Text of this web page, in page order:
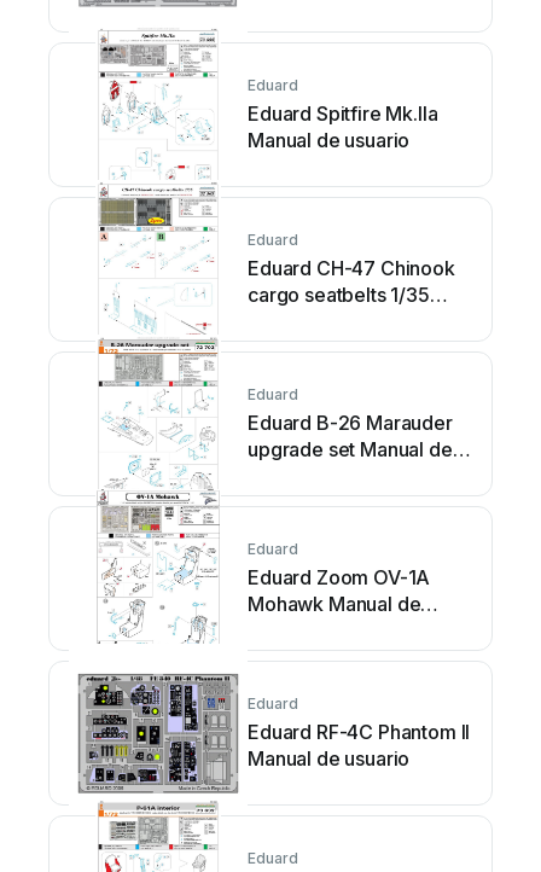
Eduard
Eduard Spitfire Mk.IIa
Manual de usuario
Eduard
Eduard CH-47 Chinook
cargo seatbelts 1/35
Eduard
Eduard B-26 Marauder
upgrade set Manual de
Eduard
Eduard Zoom OV-1A
Mohawk Manual de
Eduard
Eduard RF-4C Phantom II
Manual de usuario
Eduard